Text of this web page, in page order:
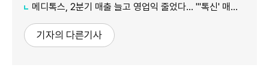
메디톡스, 2분기 매출 늘고 영업익 줄었다… "'톡신' 매출 증가 견인"
기자의 다른기사